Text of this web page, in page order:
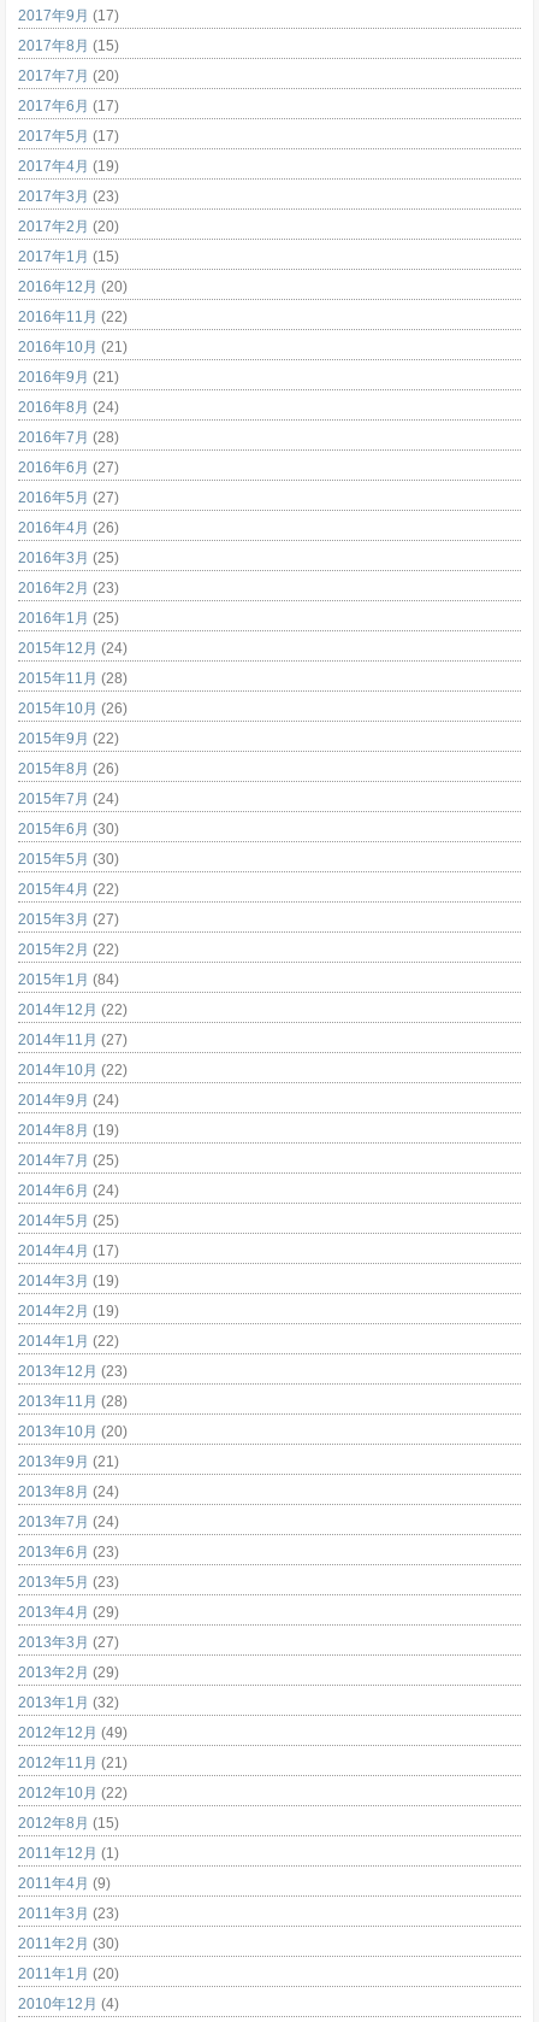
2017年9月 (17)
2017年8月 (15)
2017年7月 (20)
2017年6月 (17)
2017年5月 (17)
2017年4月 (19)
2017年3月 (23)
2017年2月 (20)
2017年1月 (15)
2016年12月 (20)
2016年11月 (22)
2016年10月 (21)
2016年9月 (21)
2016年8月 (24)
2016年7月 (28)
2016年6月 (27)
2016年5月 (27)
2016年4月 (26)
2016年3月 (25)
2016年2月 (23)
2016年1月 (25)
2015年12月 (24)
2015年11月 (28)
2015年10月 (26)
2015年9月 (22)
2015年8月 (26)
2015年7月 (24)
2015年6月 (30)
2015年5月 (30)
2015年4月 (22)
2015年3月 (27)
2015年2月 (22)
2015年1月 (84)
2014年12月 (22)
2014年11月 (27)
2014年10月 (22)
2014年9月 (24)
2014年8月 (19)
2014年7月 (25)
2014年6月 (24)
2014年5月 (25)
2014年4月 (17)
2014年3月 (19)
2014年2月 (19)
2014年1月 (22)
2013年12月 (23)
2013年11月 (28)
2013年10月 (20)
2013年9月 (21)
2013年8月 (24)
2013年7月 (24)
2013年6月 (23)
2013年5月 (23)
2013年4月 (29)
2013年3月 (27)
2013年2月 (29)
2013年1月 (32)
2012年12月 (49)
2012年11月 (21)
2012年10月 (22)
2012年8月 (15)
2011年12月 (1)
2011年4月 (9)
2011年3月 (23)
2011年2月 (30)
2011年1月 (20)
2010年12月 (4)